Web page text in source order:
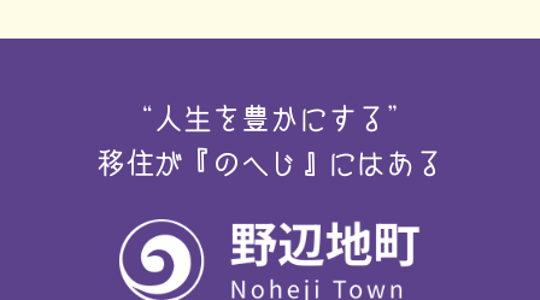
“人生を豊かにする”
移住が『のへじ』にはある